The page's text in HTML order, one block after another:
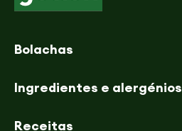
Bolachas
Ingredientes e alergénios
Receitas